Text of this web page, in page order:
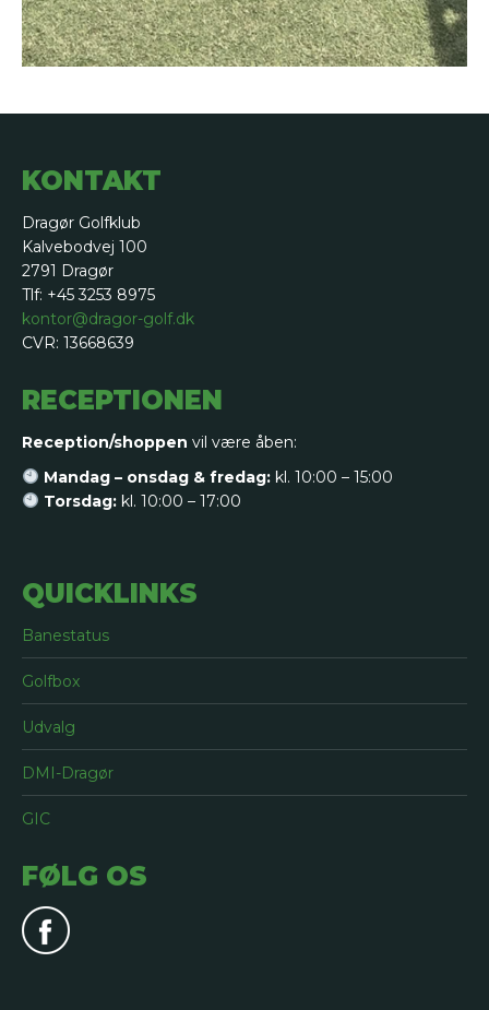
KONTAKT
Dragør Golfklub
Kalvebodvej 100
2791 Dragør
Tlf: +45 3253 8975
kontor@dragor-golf.dk
CVR: 13668639
RECEPTIONEN
Reception/shoppen vil være åben:
Mandag – onsdag & fredag:kl. 10:00 – 15:00
Torsdag:kl. 10:00 – 17:00
QUICKLINKS
Banestatus
Golfbox
Udvalg
DMI-Dragør
GIC
FØLG OS